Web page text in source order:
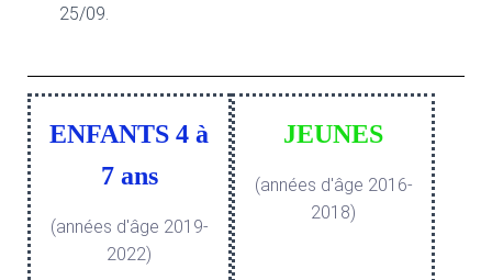
25/09.
ENFANTS 4 à
7 ans
(années d'âge 2019-
2022)
JEUNES
(années d'âge 2016-
2018)